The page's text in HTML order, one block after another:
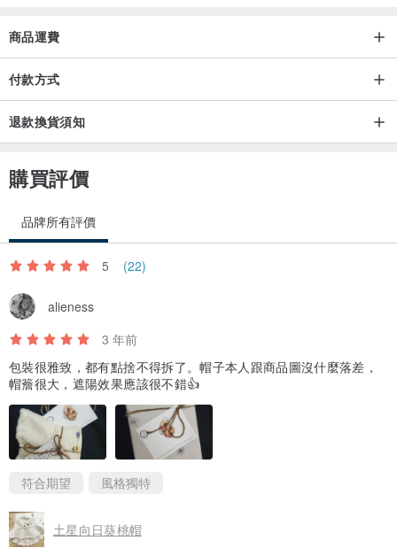
商品運費
付款方式
退款換貨須知
購買評價
品牌所有評價
5 (22)
alieness
3 年前
包裝很雅致，都有點捨不得拆了。帽子本人跟商品圖沒什麼落差，
帽簷很大，遮陽效果應該很不錯👍
符合期望 風格獨特
土星向日葵桃帽